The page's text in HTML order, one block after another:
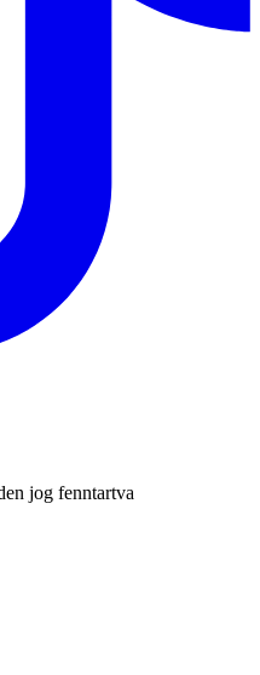
jog fenntartva